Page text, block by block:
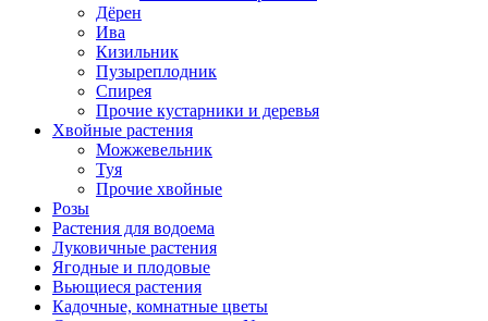
Дёрен
Ива
Кизильник
Пузыреплодник
Спирея
Прочие кустарники и деревья
Хвойные растения
Можжевельник
Туя
Прочие хвойные
Розы
Растения для водоема
Луковичные растения
Ягодные и плодовые
Вьющиеся растения
Кадочные, комнатные цветы